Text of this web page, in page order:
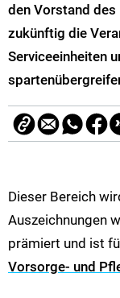
den Vorstand
zukünftig die
Serviceeinheiten
Dieser Bereich
Auszeichnungen
prämiert und ist
Vorsorge- und